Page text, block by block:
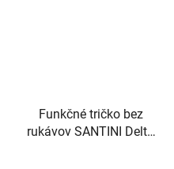
Funkčné tričko bez
rukávov SANTINI Delta